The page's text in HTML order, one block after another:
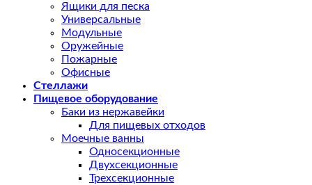
Ящики для песка
Универсальные
Модульные
Оружейные
Пожарные
Офисные
Стеллажи
Пищевое оборудование
Баки из нержавейки
Для пищевых отходов
Моечные ванны
Односекционные
Двухсекционные
Трехсекционные